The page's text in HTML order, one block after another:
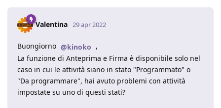
Valentina 29 apr 2022
Buongiorno @kinoko ,
La funzione di Anteprima e Firma è disponibile solo nel
caso in cui le attività siano in stato "Programmato" o
"Da programmare", hai avuto problemi con attività
impostate su uno di questi stati?